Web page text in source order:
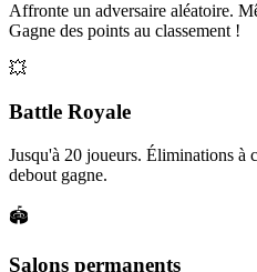
Affronte un adversaire aléatoire.
Gagne des points au classement !
💥
Battle Royale
Jusqu'à 20 joueurs. Éliminations à
debout gagne.
🏟️
Salons permanents